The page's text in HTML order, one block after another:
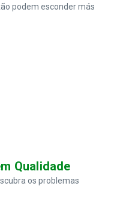
podem esconder más
Qualidade
os problemas